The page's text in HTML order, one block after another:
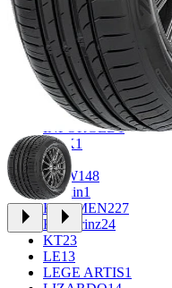
FF30
FR REPLICA1
GR34
Grizzly3
iFree912
iFree Original49
Ikon1
INFORGED1
K&K1
K72
KDW148
Keskin1
KHOMEN227
Kronprinz24
KT23
LE13
LEGE ARTIS1